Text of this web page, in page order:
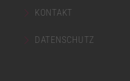
KONTAKT
DATENSCHUTZ